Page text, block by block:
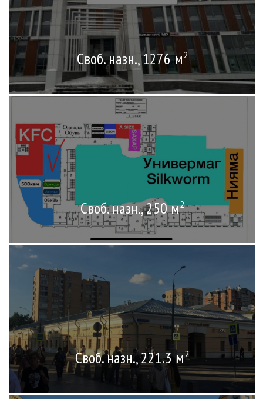
Своб. назн., 1276 м2
Своб. назн., 250 м2
Своб. назн., 221.3 м2